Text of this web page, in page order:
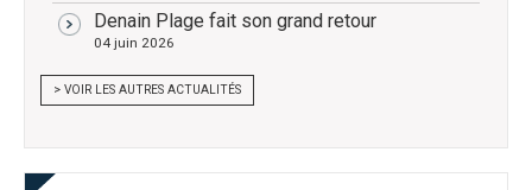
Denain Plage fait son grand retour
04 juin 2026
> VOIR LES AUTRES ACTUALITÉS